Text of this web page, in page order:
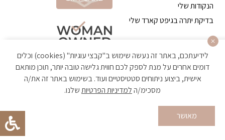
הנקודות שלי
בדיקת יתרה בגיפט קארד שלי
הקניה באתר מאובטחת ועומדת בתקן האבטחה הגבוה ביותר
לידיעתכם, באתר זה נעשה שימוש ב"קבצי עוגיות" (cookies) וכלים
דומים אחרים על מנת לספק לכם חווית גלישה טובה יותר, תוכן מותאם
אישית, ביצוע ניתוחים סטטיסטיים ועוד. בשימוש באתר זה את/ה
מסכימ/הלמדיניות הפרטיותשלנו.
מאושר